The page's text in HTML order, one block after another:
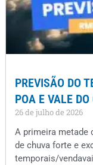
PREVISÃO DO
POA E VALE
26 de julho de 2026
A primeira metade
de chuva forte e
temporais/